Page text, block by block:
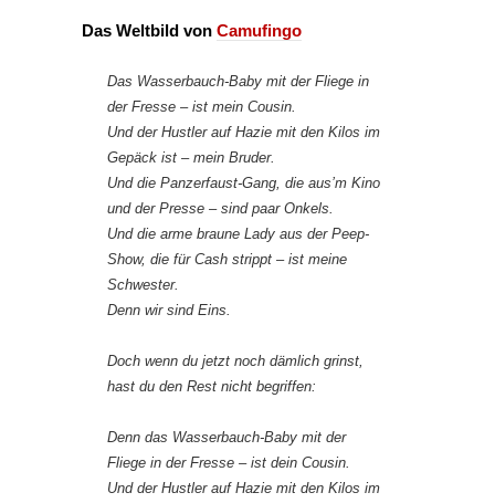
Das Weltbild von Camufingo
Das Wasserbauch-Baby mit der Fliege in
der Fresse – ist mein Cousin.
Und der Hustler auf Hazie mit den Kilos im
Gepäck ist – mein Bruder.
Und die Panzerfaust-Gang, die aus’m Kino
und der Presse – sind paar Onkels.
Und die arme braune Lady aus der Peep-
Show, die für Cash strippt – ist meine
Schwester.
Denn wir sind Eins.
Doch wenn du jetzt noch dämlich grinst,
hast du den Rest nicht begriffen:
Denn das Wasserbauch-Baby mit der
Fliege in der Fresse – ist dein Cousin.
Und der Hustler auf Hazie mit den Kilos im